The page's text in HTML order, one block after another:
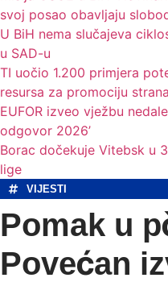
svoj posao obavljaju
U BiH nema slučajeva
u SAD-u
TI uočio 1.200 primjera
resursa za promociju
EUFOR izveo vježbu
odgovor 2026’
Borac dočekuje Vitebsk u
lige
VIJESTI
Pomak u
Povećan